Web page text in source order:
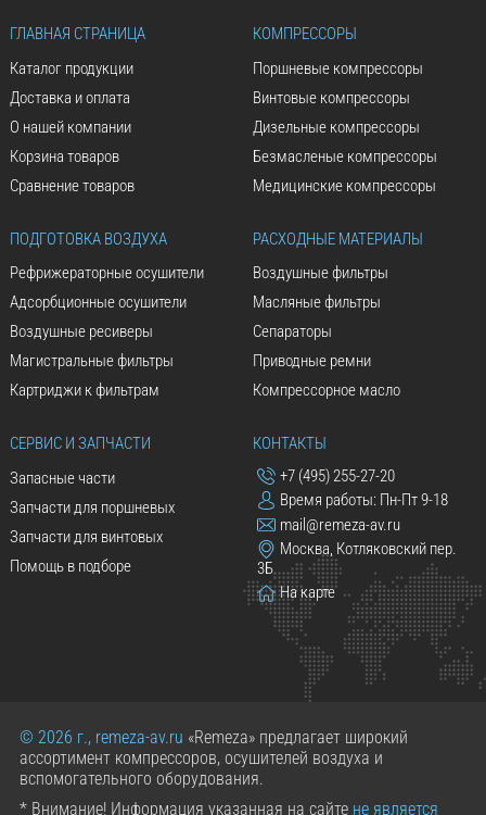
ГЛАВНАЯ СТРАНИЦА
Каталог продукции
Доставка и оплата
О нашей компании
Корзина товаров
Сравнение товаров
КОМПРЕССОРЫ
Поршневые компрессоры
Винтовые компрессоры
Дизельные компрессоры
Безмасленые компрессоры
Медицинские компрессоры
ПОДГОТОВКА ВОЗДУХА
Рефрижераторные осушители
Адсорбционные осушители
Воздушные ресиверы
Магистральные фильтры
Картриджи к фильтрам
РАСХОДНЫЕ МАТЕРИАЛЫ
Воздушные фильтры
Масляные фильтры
Сепараторы
Приводные ремни
Компрессорное масло
СЕРВИС И ЗАПЧАСТИ
Запасные части
Запчасти для поршневых
Запчасти для винтовых
Помощь в подборе
КОНТАКТЫ
+7 (495) 255-27-20
Время работы: Пн-Пт 9-18
mail@remeza-av.ru
Москва, Котляковский пер.
3Б
На карте
© 2026 г., remeza-av.ru «Remeza» предлагает широкий
ассортимент компрессоров, осушителей воздуха и
вспомогательного оборудования.
* Внимание! Информация указанная на сайте не является